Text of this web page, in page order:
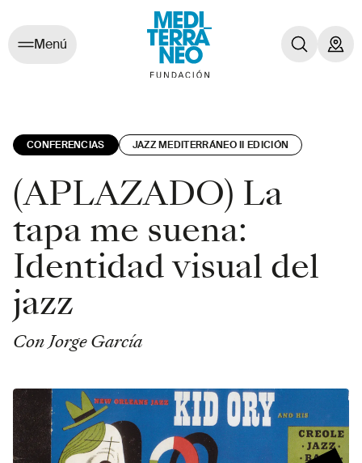
Menú
CONFERENCIAS JAZZ MEDITERRÁNEO II EDICIÓN
(APLAZADO) La
tapa me suena:
Identidad visual del
jazz
Con Jorge García